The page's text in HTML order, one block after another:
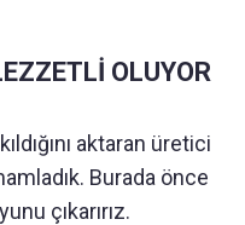
OLUYOR
aktaran üretici
Burada önce
çıkarırız.